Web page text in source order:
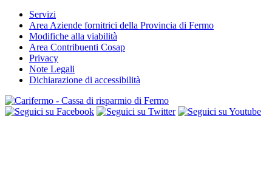
Servizi
Area Aziende fornitrici della Provincia di Fermo
Modifiche alla viabilità
Area Contribuenti Cosap
Privacy
Note Legali
Dichiarazione di accessibilità